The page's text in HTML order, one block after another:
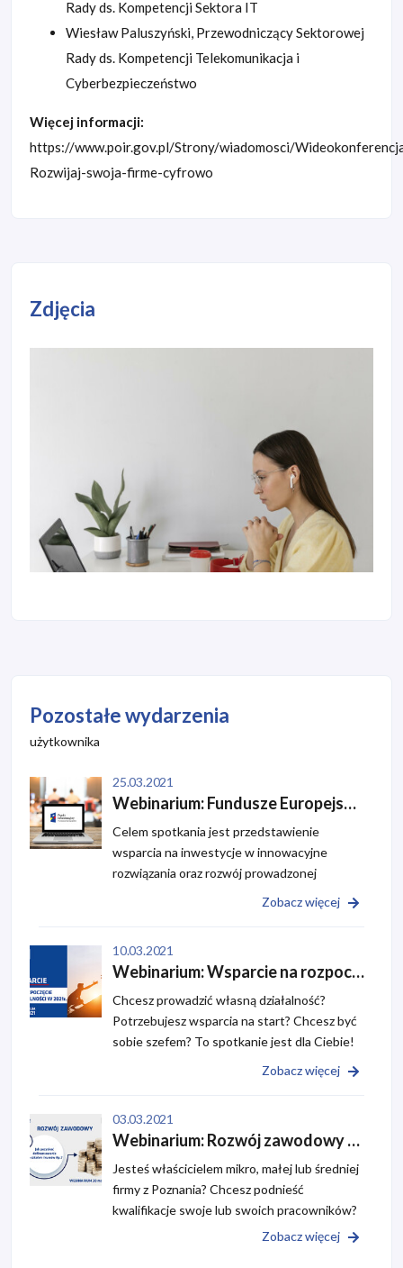
Rady ds. Kompetencji Sektora IT
Wiesław Paluszyński, Przewodniczący Sektorowej
Rady ds. Kompetencji Telekomunikacja i
Cyberbezpieczeństwo
Więcej informacji:
https://www.poir.gov.pl/Strony/wiadomosci/
Rozwijaj-swoja-firme-cyfrowo
Zdjęcia
Pozostałe wydarzenia
użytkownika
Webinarium: Fundusze Europejskie na rozwój firmy
25.03.2021
Celem spotkania jest przedstawienie
wsparcia na inwestycje w innowacyjne
rozwiązania oraz rozwój prowadzonej
zostaną zasady udzielania wsparcia oraz
zostanie również oferta Punktu ...
Zobacz więcej
Webinarium: Wsparcie na rozpoczęcie działalności w 2021 r.
10.03.2021
Chcesz prowadzić własną działalność?
Potrzebujesz wsparcia na start? Chcesz być
sobie szefem? To spotkanie jest dla Ciebie!
webinarium będzie przedstawienie zasad
rozpoczęcie własnej działa...
Zobacz więcej
Webinarium: Rozwój zawodowy – jak pozyskać dofinansowanie do szkoleń i kursów itp.
03.03.2021
Jesteś właścicielem mikro, małej lub średniej
firmy z Poznania? Chcesz podnieść
kwalifikacje swoje lub swoich pracowników?
Potrzebujesz dofinansowania do szkoleń lub
Zobacz więcej